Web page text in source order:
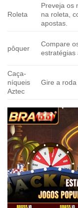
Roleta
Preveja os
na roleta,
apostas.
pôquer
Compare
estratégias
Caça-
níqueis
Aztec
Gire a